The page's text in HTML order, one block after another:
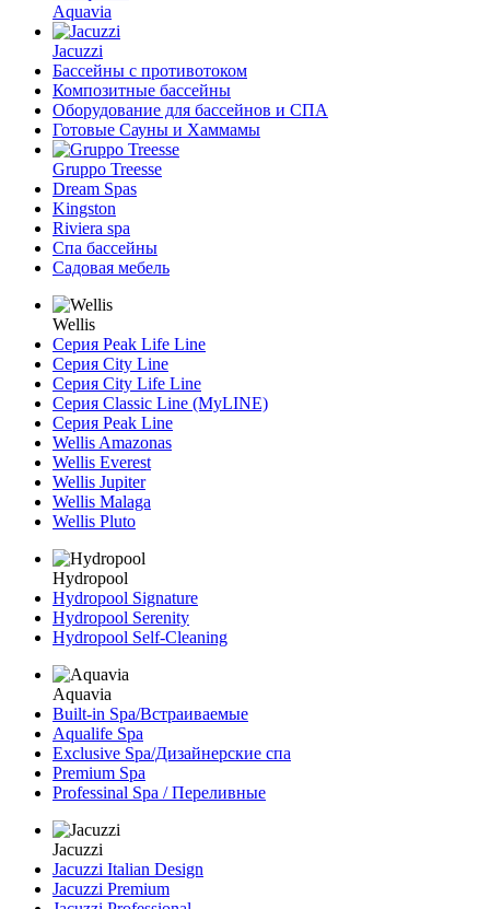
Aquavia
Jacuzzi
Бассейны с противотоком
Композитные бассейны
Оборудование для бассейнов и СПА
Готовые Сауны и Хаммамы
Gruppo Treesse
Dream Spas
Kingston
Riviera spa
Спа бассейны
Садовая мебель
Wellis
Серия Peak Life Line
Серия City Line
Серия City Life Line
Серия Classic Line (MyLINE)
Серия Peak Line
Wellis Amazonas
Wellis Everest
Wellis Jupiter
Wellis Malaga
Wellis Pluto
Hydropool
Hydropool Signature
Hydropool Serenity
Hydropool Self-Сleaning
Aquavia
Built-in Spa/Встраиваемые
Aqualife Spa
Exclusive Spa/Дизайнерские спа
Premium Spa
Professinal Spa / Переливные
Jacuzzi
Jacuzzi Italian Design
Jacuzzi Premium